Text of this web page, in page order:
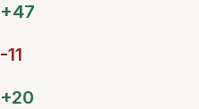
+47
-11
+20